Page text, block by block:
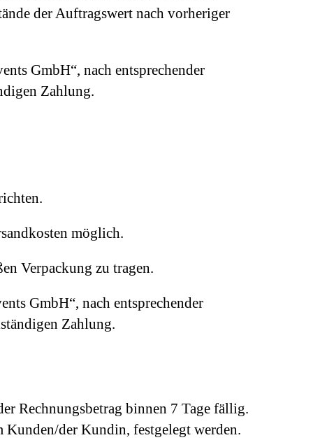
der Auftragswert nach vorheriger
GmbH“, nach entsprechender
Zahlung.
möglich.
Verpackung zu tragen.
GmbH“, nach entsprechender
Zahlung.
Rechnungsbetrag binnen 7 Tage fällig.
Kunden/der Kundin, festgelegt werden.